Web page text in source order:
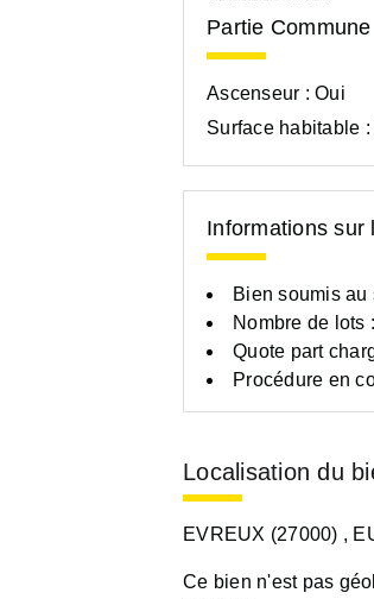
Partie Commune
Ascenseur : Oui
Surface habitable :
Informations sur
Bien soumis
Nombre de lots
Quote part
Procédure en
Localisation du
EVREUX (27000) ,
Ce bien n'est pas